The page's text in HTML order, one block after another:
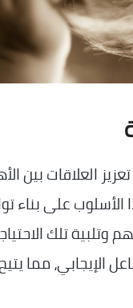
في تعزيز
على بناء
وتلبية تلك
الإيجابي،